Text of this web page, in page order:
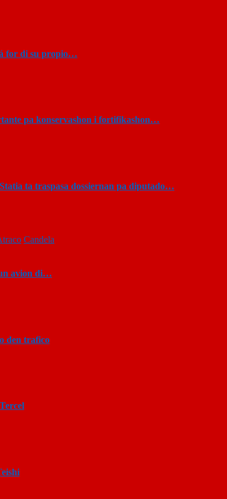
for di su propio…
pa konservashon i fortifikashon…
ta traspasa dossiernan pa diputado…
Candela
avion di…
den trafico